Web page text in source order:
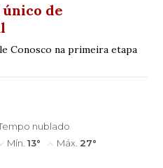
de
Conosco na primeira etapa
nublado
Mín. 13° Máx. 27°